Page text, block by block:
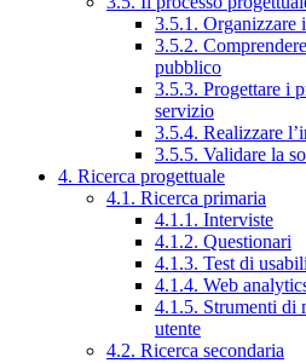
3.5.1. Organizzare
3.5.2.
pubblico
3.5.3. Progettare i
servizio
3.5.4. Realizzare
3.5.5. Validare la
4. Ricerca progettuale
4.1. Ricerca primaria
4.1.1. Interviste
4.1.2. Questionari
4.1.3. Test di
4.1.4. Web
4.1.5. Strumenti di
utente
4.2. Ricerca secondaria